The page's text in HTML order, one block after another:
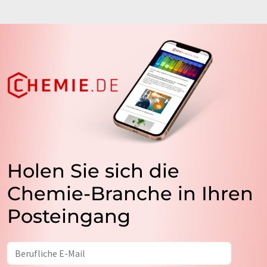
Holen Sie sich die
Chemie-Branche in Ihren
Posteingang